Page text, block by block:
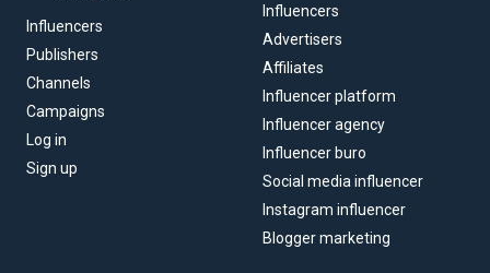
Influencers
Publishers
Channels
Campaigns
Log in
Sign up
Influencers
Advertisers
Affiliates
Influencer platform
Influencer agency
Influencer buro
Social media influencer
Instagram influencer
Blogger marketing